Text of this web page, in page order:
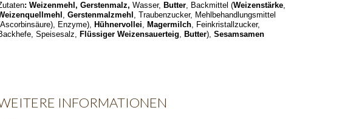
: Weizenmehl, Gerstenmalz, Wasser, Butter, Backmittel (Weizenstärke,
, Gerstenmalzmehl , Traubenzucker, Mehlbehandlungsmittel
Enzyme), Hühnervollei, Magermilch, Feinkristallzucker,
Speisesalz, Flüssiger Weizensauerteig, Butter), Sesamsamen
INFORMATIONEN